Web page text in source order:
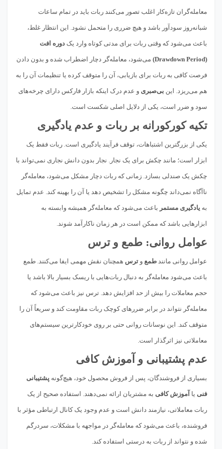
معامله‌گران تازه‌کار اغلب تصور می‌کنند ربات باید در تمام ساعات
شبانه‌روز سودآور باشد و هیچ ضرری را متحمل نشود. این انتظار غلط،
باعث می‌شود که وقتی ربات برای مدتی کوتاه وارد یک دوره افت
(Drawdown Period) می‌شود، معامله‌گر دچار اضطراب شده و بدون دادن
فرصت کافی به ربات برای بازیابی، آن را متوقف کرده یا تنظیمات آن را به
هم می‌ریزد. این بی‌صبری و عدم درک اینکه بازار فارکس دارای چرخه‌های
سود و ضرر است، یکی از دلایل اصلی شکست است.
تکیه کورکورانه بر ربات و عدم یادگیری
یکی از بزرگترین اشتباهات، توقف فرآیند یادگیری است. ربات فقط یک
ابزار است؛ مانند چکش برای یک نجار. نجار بدون دانش نجاری نمی‌تواند با
چکش یک صندلی بسازد. زمانی که ربات دچار مشکل می‌شود، معامله‌گر
ناآگاه نمی‌داند چگونه مشکل را تشخیص دهد یا آن را بهینه کند. عدم تمایل
به یادگیری مستمر باعث می‌شود که معامله‌گر همیشه وابسته به
ابزارهایی باشد که ممکن است در هر زمان ناکارآمد شوند.
عوامل روانی: طمع و ترس
عوامل روانی مانند طمع و ترس همچنان نقش مهمی ایفا می‌کنند. طمع
باعث می‌شود معامله‌گر به دنبال ربات‌هایی با ریسک بسیار بالا باشد یا
حجم معاملات را بیش از حد افزایش دهد. ترس نیز باعث می‌شود که
معامله‌گر نتواند در برابر ضررهای کوچک ربات مقاومت کند و سریعاً آن را
متوقف کند. این نوسانات روانی حتی بر روی خودکارترین سیستم‌های
معاملاتی نیز اثرگذار است.
عدم پشتیبانی و آموزش کافی
بسیاری از فروشندگان، پس از فروش محصول خود، هیچ‌گونه پشتیبانی
فنی یا آموزش کافی به مشتریان ارائه نمی‌دهند. استفاده صحیح از یک
ربات معاملاتی، نیازمند دانش است و عدم وجود یک کانال ارتباطی مؤثر با
فروشنده، باعث می‌شود که معامله‌گر در مواجهه با مشکلات، سردرگم
شده و نتواند از ربات به درستی استفاده کند.